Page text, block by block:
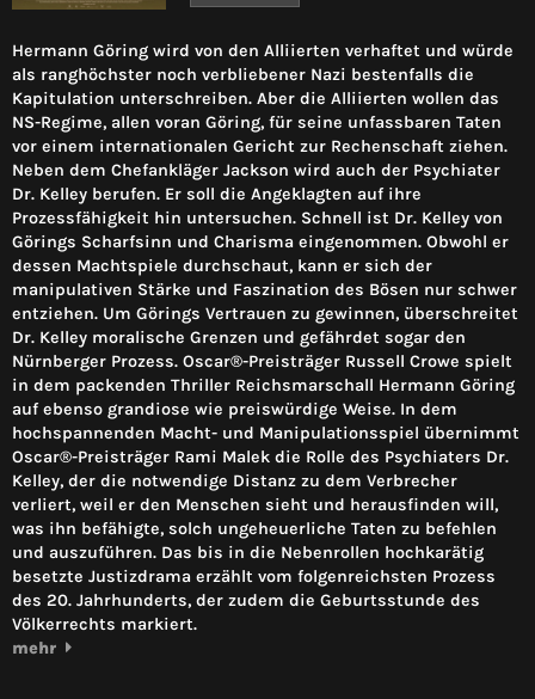
Hermann Göring wird von den Alliierten verhaftet und würde
als ranghöchster noch verbliebener Nazi bestenfalls die
Kapitulation unterschreiben. Aber die Alliierten wollen das
NS-Regime, allen voran Göring, für seine unfassbaren Taten
vor einem internationalen Gericht zur Rechenschaft ziehen.
Neben dem Chefankläger Jackson wird auch der Psychiater
Dr. Kelley berufen. Er soll die Angeklagten auf ihre
Prozessfähigkeit hin untersuchen. Schnell ist Dr. Kelley von
Görings Scharfsinn und Charisma eingenommen. Obwohl er
dessen Machtspiele durchschaut, kann er sich der
manipulativen Stärke und Faszination des Bösen nur schwer
entziehen. Um Görings Vertrauen zu gewinnen, überschreitet
Dr. Kelley moralische Grenzen und gefährdet sogar den
Nürnberger Prozess. Oscar®-Preisträger Russell Crowe spielt
in dem packenden Thriller Reichsmarschall Hermann Göring
auf ebenso grandiose wie preiswürdige Weise. In dem
hochspannenden Macht- und Manipulationsspiel übernimmt
Oscar®-Preisträger Rami Malek die Rolle des Psychiaters Dr.
Kelley, der die notwendige Distanz zu dem Verbrecher
verliert, weil er den Menschen sieht und herausfinden will,
was ihn befähigte, solch ungeheuerliche Taten zu befehlen
und auszuführen. Das bis in die Nebenrollen hochkarätig
besetzte Justizdrama erzählt vom folgenreichsten Prozess
des 20. Jahrhunderts, der zudem die Geburtsstunde des
Völkerrechts markiert.
mehr